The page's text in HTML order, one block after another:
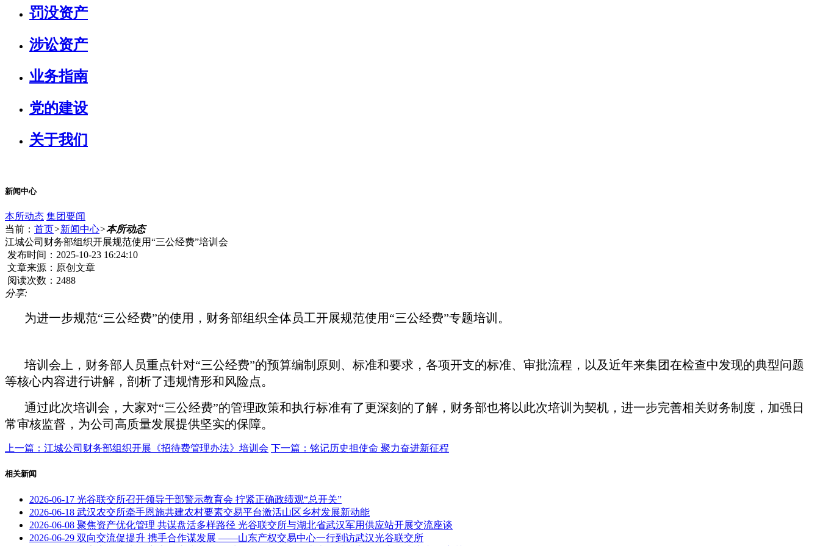
罚没资产
涉讼资产
业务指南
党的建设
关于我们
新闻中心
本所动态 集团要闻
当前： 首页>新闻中心>本所动态
江城公司财务部组织开展规范使用“三公经费”培训会
发布时间：2025-10-23 16:24:10
文章来源：原创文章
阅读次数：2488
分享:
为进一步规范“三公经费”的使用，财务部组织全体员工开展规范使用“三公经费”专题培训。
培训会上，财务部人员重点针对“三公经费”的预算编制原则、标准和要求，各项开支的标准、审批流程，以及近年来集团在检查中发现的典型问题
等核心内容进行讲解，剖析了违规情形和风险点。
通过此次培训会，大家对“三公经费”的管理政策和执行标准有了更深刻的了解，财务部也将以此次培训为契机，进一步完善相关财务制度，加强日
常审核监督，为公司高质量发展提供坚实的保障。
上一篇：江城公司财务部组织开展《招待费管理办法》培训会 下一篇：铭记历史担使命 聚力奋进新征程
相关新闻
2026-06-17 光谷联交所召开领导干部警示教育会 拧紧正确政绩观“总开关”
2026-06-18 武汉农交所牵手恩施共建农村要素交易平台激活山区乡村发展新动能
2026-06-08 聚焦资产优化管理 共谋盘活多样路径 光谷联交所与湖北省武汉军用供应站开展交流座谈
2026-06-29 双向交流促提升 携手合作谋发展 ——山东产权交易中心一行到访武汉光谷联交所